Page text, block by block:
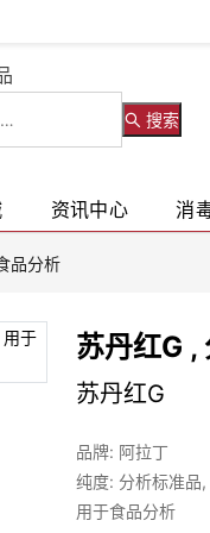
搜索
资讯中心 消
品分析
苏丹红G
苏丹红G
品牌: 阿拉丁
纯度: 分析标准品
用于食品分析